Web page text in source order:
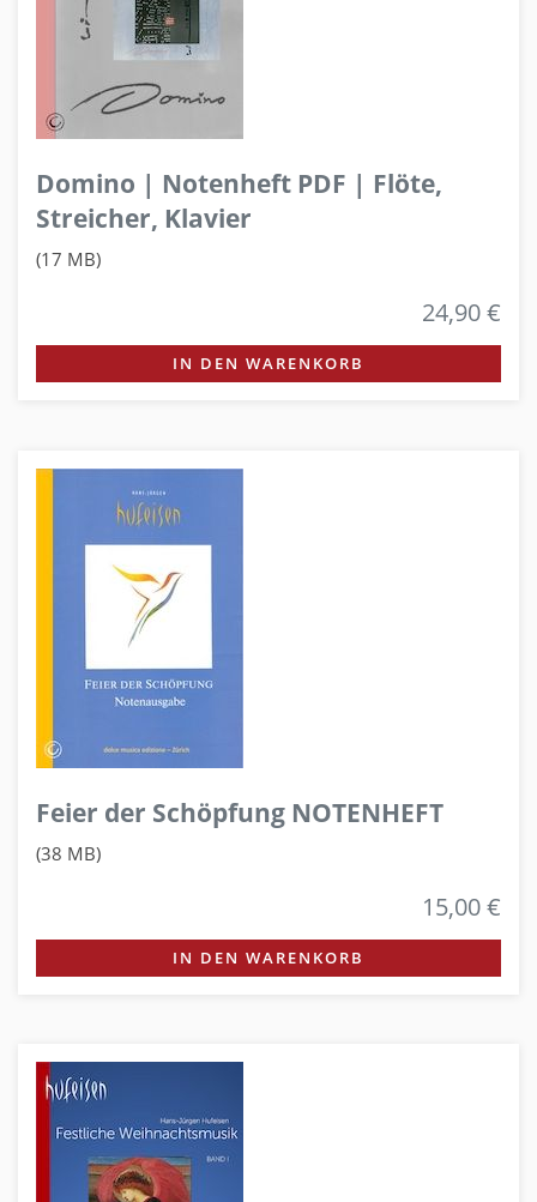
Domino | Notenheft PDF | Flöte,
Streicher, Klavier
(17 MB)
24,90 €
IN DEN WARENKORB
Feier der Schöpfung NOTENHEFT
(38 MB)
15,00 €
IN DEN WARENKORB